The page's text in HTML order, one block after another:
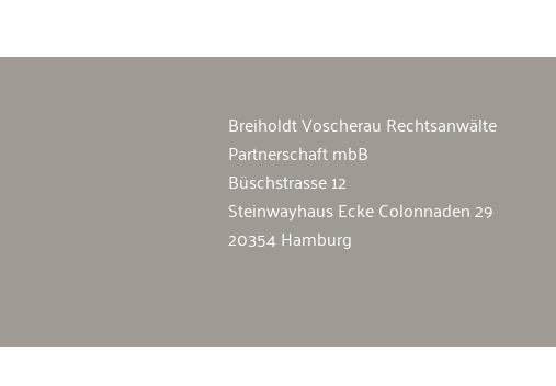
Breiholdt Voscherau Rechtsanwälte
Partnerschaft mbB
Büschstrasse 12
Steinwayhaus Ecke Colonnaden 29
20354 Hamburg